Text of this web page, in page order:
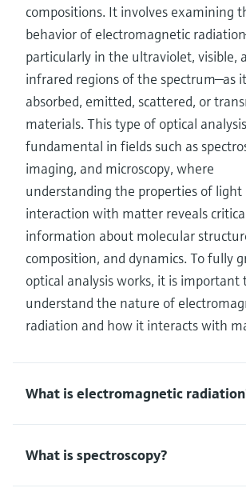
compositions. It involves examining
behavior of electromagnetic
particularly in the ultraviolet, visible,
infrared regions of the spectrum—as
absorbed, emitted, scattered, or
materials. This type of optical
fundamental in fields such as
imaging, and microscopy, where
understanding the properties of light
interaction with matter reveals
information about molecular
composition, and dynamics. To fully
optical analysis works, it is important
understand the nature of
radiation and how it interacts with
What is electromagnetic
What is spectroscopy?